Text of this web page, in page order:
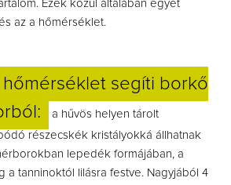
. Ezek közül általában egyet
az a hőmérséklet.
segíti borkő
a hűvös helyen tárolt
részecskék kristályokká állhatnak
lepedék formájában, a
a tanninoktól lilásra festve. Nagyjából 4